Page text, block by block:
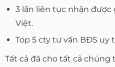
3 lần liên tục nhận được
Việt.
Top 5 cty tư vấn BĐS uy
Tất cả đã cho tất cả